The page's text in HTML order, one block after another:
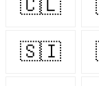
🇨🇱
🇸🇮